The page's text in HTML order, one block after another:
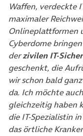
Waffen, verdeckte
maximaler
Onlineplattformen
Cyberdome
derzivilen IT-
geschenkt, die
wir schon bald
da. Ich möchte
gleichzeitig haben
die IT-Spezialistin
das örtliche